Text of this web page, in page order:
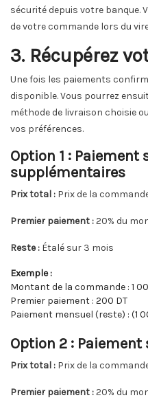
sécurité depuis votre banque.
de votre commande lors du
3. Récupérez
Une fois les paiements
disponible. Vous pourrez
méthode de livraison choisie
vos préférences.
Option 1 :
supplémentaires
Prix total : Prix de la
Premier paiement :20% du
Reste : Étalé sur 3 mois
Exemple :
Montant de la commande : 1
Premier paiement : 200 DT
Paiement mensuel (reste) : (1
Option 2 :
Prix total : Prix de la commande
Premier paiement :20% du